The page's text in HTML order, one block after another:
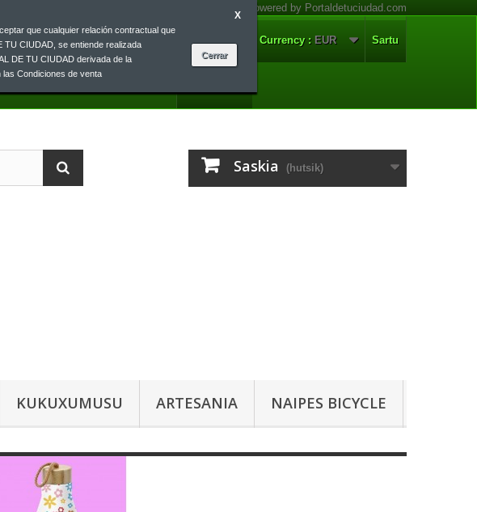
que cualquier relación contractual que
CIUDAD, se entiende realizada
DE TU CIUDAD derivada de la
Condiciones de venta
X
Sartu
Currency : EUR
Jarri gurekin harremanetan
Saskia (hutsik)
KUKUXUMUSU ARTESANIA NAIPES BICYCLE